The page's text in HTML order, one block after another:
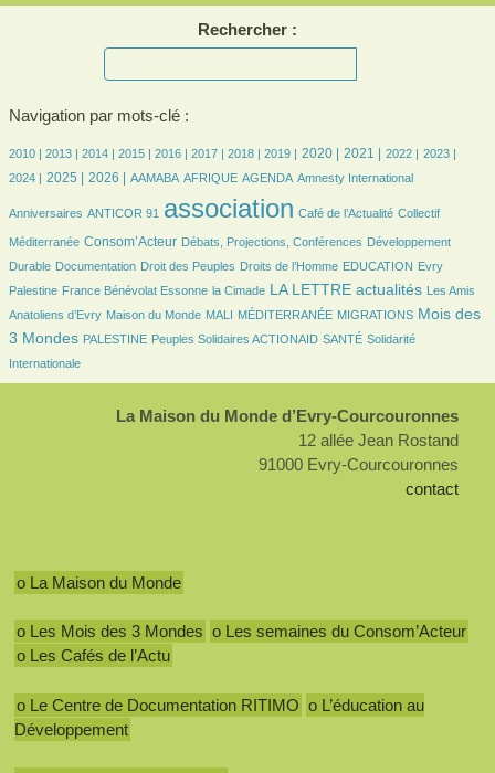
Rechercher :
Navigation par mots-clé :
6/2989
2010 |
11/29892013 |
162/2989 2014 |
362/2989 2015 |
405/2989 2016 |
491/2989 2017 |
618/2989 2018 |
601/2989 2019 |
790/2989 2020 |
695/2989 2021 |
549/2989 2022 |
491/2989 2023 |
636/2989
2024 |
698/2989
2025 |
866/2989 2026 |
76/2989 AAMABA
149/2989 AFRIQUE
439/2989 AGENDA
6/2989 Amnesty International
37/2989
Anniversaires ANTICOR 91 association Café de l’Actualité Collectif
Méditerranée
789/2989 Consom’Acteur
185/2989 Débats, Projections, Conférences
229/2989
Développement
Durable
52/2989Documentation
24/2989 Droit des Peuples
150/2989 Droits de l’Homme
37/2989 EDUCATION
6/2989
Evry
Palestine
180/2989France Bénévolat Essonne
47/2989 la Cimade
1096/2989 LA LETTRE actualités
44/2989
Les Amis
Anatoliens d’Evry
110/2989 Maison du Monde
31/2989 MALI
6/2989 MÉDITERRANÉE
170/2989 MIGRATIONS
1097/2989
Mois des
3 Mondes
83/2989 PALESTINE
100/2989 Peuples Solidaires ACTIONAID
111/2989 SANTÉ
233/2989
Solidarité
Internationale
La Maison du Monde d’Evry-Courcouronnes
12 allée Jean Rostand
91000 Evry-Courcouronnes
contact
o La Maison du Monde
o Les Mois des 3 Mondes o Les semaines du Consom’Acteur
o Les Cafés de l’Actu
o Le Centre de Documentation RITIMO o L’éducation au
Développement